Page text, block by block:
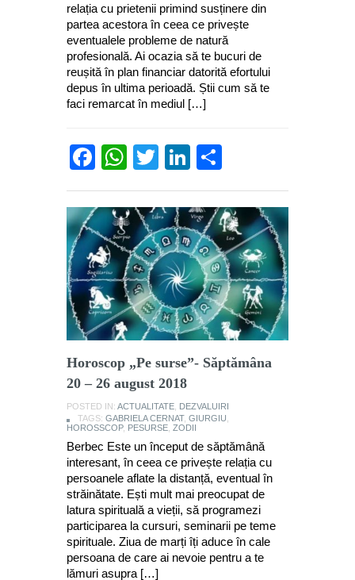
relația cu prietenii primind susținere din
partea acestora în ceea ce privește
eventualele probleme de natură
profesională. Ai ocazia să te bucuri de
reușită în plan financiar datorită efortului
depus în ultima perioadă. Știi cum să te
faci remarcat în mediul […]
Facebook
WhatsApp
TwitterLinkedIn
Horoscop „Pe surse”- Săptămâna
20 – 26 august 2018
POSTED IN: ACTUALITATE DEZVALUIRI
TAGS: GABRIELA CERNAT, GIURGIU
HOROSSCOP, PESURSE ZODII
Berbec Este un început de săptămână
interesant, în ceea ce privește relația cu
persoanele aflate la distanță, eventual în
străinătate. Ești mult mai preocupat de
latura spirituală a vieții, să programezi
participarea la cursuri, seminarii pe teme
spirituale. Ziua de marți îți aduce în cale
persoana de care ai nevoie pentru a te
lămuri asupra […]